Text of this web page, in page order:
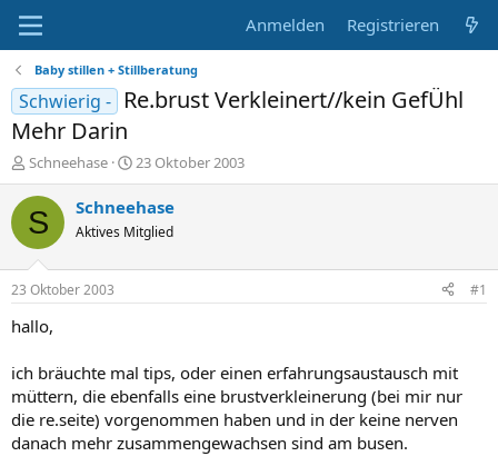
Anmelden Registrieren
Baby stillen + Stillberatung
Schwierig -
Re.brust Verkleinert//kein GefÜhl
Mehr Darin
E
r
s
t
e
r
Schneehase
E
r
s
t
e
t
23 Oktober 2003
S Schneehase
Aktives Mitglied
23 Oktober 2003 #1
hallo,
ich bräuchte mal tips, oder einen erfahrungsaustausch mit
müttern, die ebenfalls eine brustverkleinerung (bei mir nur
die re.seite) vorgenommen haben und in der keine nerven
danach mehr zusammengewachsen sind am busen.